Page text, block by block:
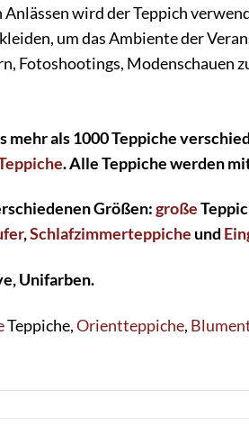
Anlässen wird der Teppich
um das Ambiente der
Fotoshootings, Modenschauen
mehr als 1000 Teppiche
. Alle Teppiche werden
Größen:große
,Schlafzimmerteppiche und
Unifarben.
Teppiche,Orientteppiche,